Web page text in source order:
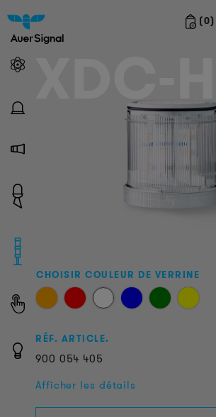
(0)
XDC-HP
CHOISIR COULEUR DE VERRINE
RÉF. ARTICLE.
900 054 405
Afficher les détails